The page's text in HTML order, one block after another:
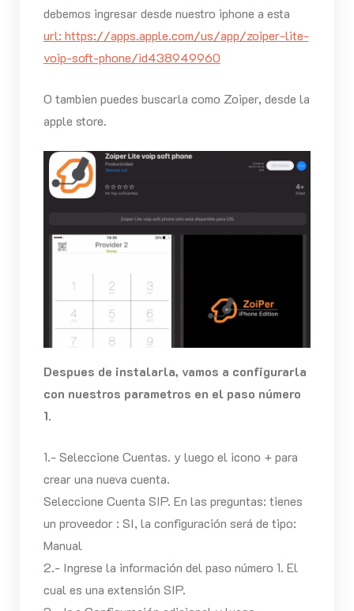
debemos ingresar desde nuestro iphone a esta
url: https://apps.apple.com/us/app/zoiper-lite-
voip-soft-phone/id438949960
O tambien puedes buscarla como Zoiper, desde la
apple store.
Despues de instalarla, vamos a configurarla
con nuestros parametros en el paso número
1.
1.- Seleccione Cuentas. y luego el icono + para
crear una nueva cuenta.
Seleccione Cuenta SIP. En las preguntas: tienes
un proveedor : SI, la configuración será de tipo:
Manual
2.- Ingrese la información del paso número 1. El
cual es una extensión SIP.